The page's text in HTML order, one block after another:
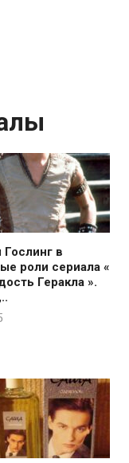
Гослинг в
роли сериала «
Геракла ».